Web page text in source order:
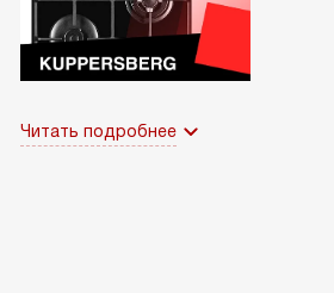
Читать подробнее